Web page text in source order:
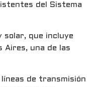
del Sistema
solar, que incluye
Aires, una de las
de transmisión